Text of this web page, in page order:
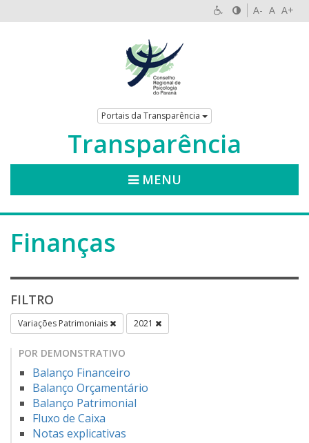
A- A A+
Portais da Transparência
Transparência
MENU
Finanças
FILTRO
Variações Patrimoniais 2021
POR DEMONSTRATIVO
Balanço Financeiro
Balanço Orçamentário
Balanço Patrimonial
Fluxo de Caixa
Notas explicativas